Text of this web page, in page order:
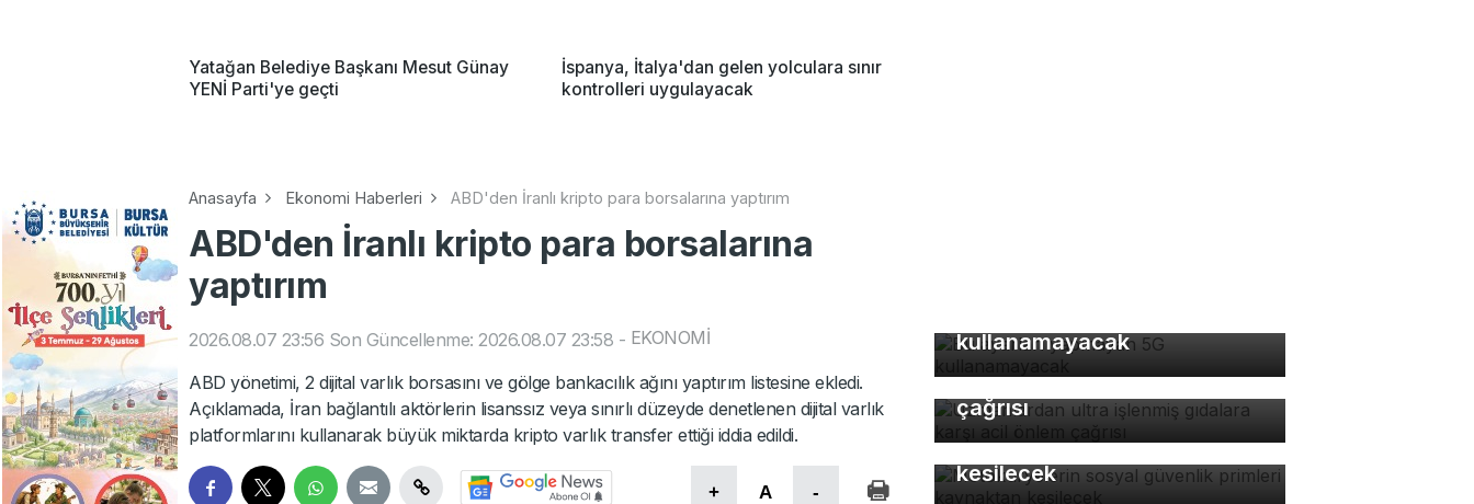
Yatağan Belediye Başkanı Mesut Günay
YENİ Parti'ye geçti
İspanya, İtalya'dan gelen yolculara sınır
kontrolleri uygulayacak
Anasayfa Ekonomi Haberleri ABD'den İranlı kripto para borsalarına yaptırım
ABD'den İranlı kripto para borsalarına
yaptırım
2026.08.07 23:56 Son Güncellenme: 2026.08.07 23:58 - EKONOMİ
ABD yönetimi, 2 dijital varlık borsasını ve gölge bankacılık ağını yaptırım listesine ekledi.
Açıklamada, İran bağlantılı aktörlerin lisanssız veya sınırlı düzeyde denetlenen dijital varlık
platformlarını kullanarak büyük miktarda kripto varlık transfer ettiği iddia edildi.
+ A -
kullanamayacak
Uzmanlardan ultra işlenmiş
gıdalara karşı acil önlem
çağrısı
Motokuryelerin sosyal
güvenlik primleri kaynaktan
kesilecek